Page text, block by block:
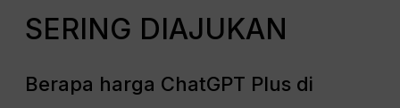
SERING DIAJUKAN
Berapa harga ChatGPT Plus di